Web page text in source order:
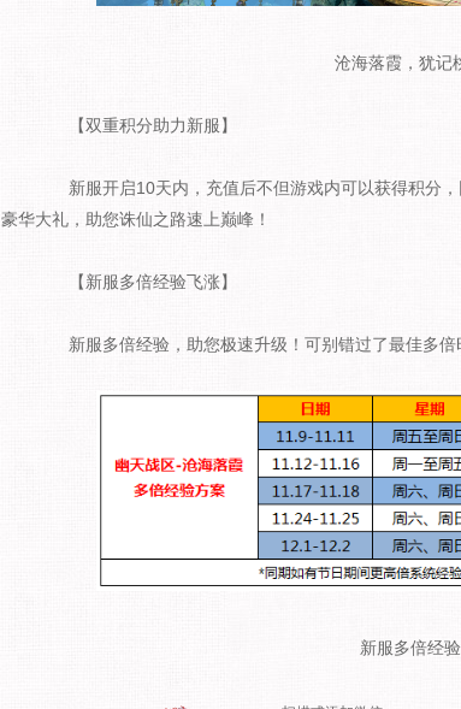
沧海落霞，犹记
【双重积分助力新服】
新服开启10天内，充值后不但游戏内可以获得积分，
豪华大礼，助您诛仙之路速上巅峰！
【新服多倍经验飞涨】
新服多倍经验，助您极速升级！可别错过了最佳多倍
新服多倍经验